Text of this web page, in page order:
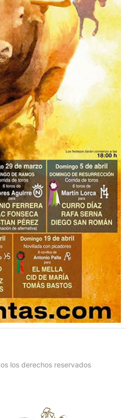
los derechos reservados